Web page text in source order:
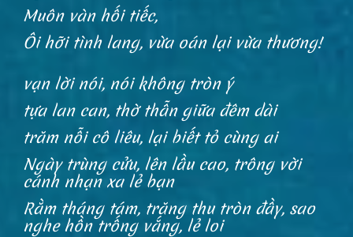
Muôn vàn hối tiếc,
Ôi hỡi tình lang, vừa oán lại vừa thương!
vạn lời nói, nói không tròn ý
tựa lan can, thờ thẫn giữa đêm dài
trăm nỗi cô liêu, lại biết tỏ cùng ai
Ngày trùng cửu, lên lầu cao, trông vời
cánh nhạn xa lẻ bạn
Rằm tháng tám, trăng thu tròn đầy, sao
nghe hồn trống vắng, lẻ loi